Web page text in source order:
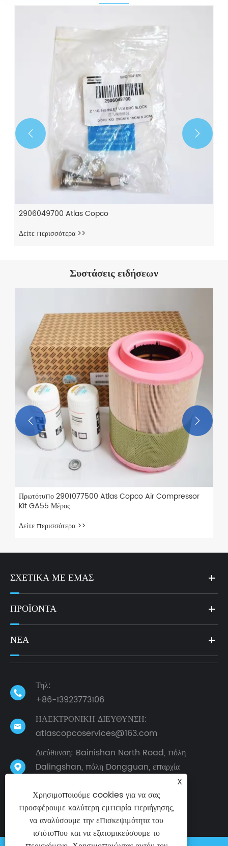
2906049700 Atlas Copco
Δείτε περισσότερα >>
 
Συστάσεις ειδήσεων
Πρωτότυπο 2901077500 Atlas Copco Air Compressor
Kit GA55 Μέρος
Δείτε περισσότερα >>
 
ΣΧΕΤΙΚΆ ΜΕ ΕΜΆΣ
ΠΡΟΪΌΝΤΑ
ΝΈΑ

Τηλ:
+86-13923773106

ΗΛΕΚΤΡΟΝΙΚΗ ΔΙΕΥΘΥΝΣΗ:
atlascopcoservices@163.com

Διεύθυνση: Bainishan North Road, πόλη
Dalingshan, πόλη Dongguan, επαρχία
X
Χρησιμοποιούμε cookies για να σας
προσφέρουμε καλύτερη εμπειρία περιήγησης,
να αναλύσουμε την επισκεψιμότητα του
ιστότοπου και να εξατομικεύσουμε το